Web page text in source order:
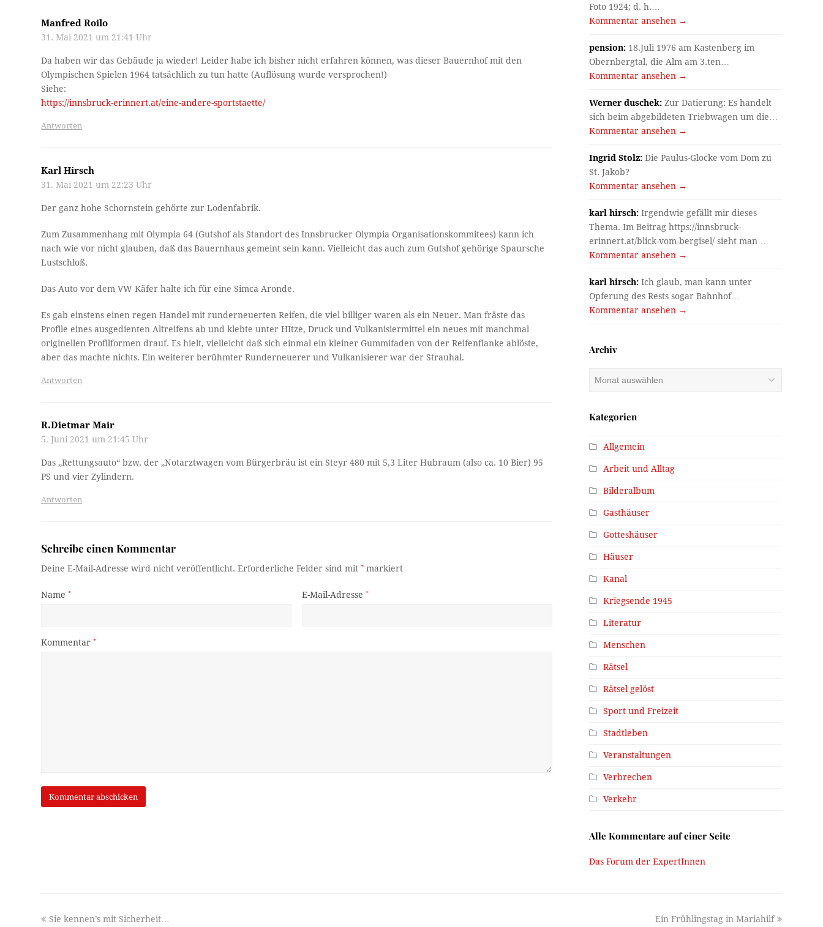
Manfred Roilo
31. Mai 2021 um 21:41 Uhr
Da haben wir das Gebäude ja wieder! Leider habe ich bisher nicht erfahren können, was dieser Bauernhof mit den
Olympischen Spielen 1964 tatsächlich zu tun hatte (Auflösung wurde versprochen!)
Siehe:
https://innsbruck-erinnert.at/eine-andere-sportstaette/
Antworten
Karl Hirsch
31. Mai 2021 um 22:23 Uhr
Der ganz hohe Schornstein gehörte zur Lodenfabrik.
Zum Zusammenhang mit Olympia 64 (Gutshof als Standort des Innsbrucker Olympia Organisationskommitees) kann ich
nach wie vor nicht glauben, daß das Bauernhaus gemeint sein kann. Vielleicht das auch zum Gutshof gehörige Spaursche
Lustschloß.
Das Auto vor dem VW Käfer halte ich für eine Simca Aronde.
Es gab einstens einen regen Handel mit runderneuerten Reifen, die viel billiger waren als ein Neuer. Man fräste das
Profile eines ausgedienten Altreifens ab und klebte unter HItze, Druck und Vulkanisiermittel ein neues mit manchmal
originellen Profilformen drauf. Es hielt, vielleicht daß sich einmal ein kleiner Gummifaden von der Reifenflanke ablöste,
aber das machte nichts. Ein weiterer berühmter Runderneuerer und Vulkanisierer war der Strauhal.
Antworten
R.Dietmar Mair
5. Juni 2021 um 21:45 Uhr
Das „Rettungsauto“ bzw. der „Notarztwagen vom Bürgerbräu ist ein Steyr 480 mit 5,3 Liter Hubraum (also ca. 10 Bier) 95
PS und vier Zylindern.
Antworten
Schreibe einen Kommentar
Deine E-Mail-Adresse wird nicht veröffentlicht. Erforderliche Felder sind mit* markiert
Name* E-Mail-Adresse *
Kommentar*
Foto 1924; d. h.…
Kommentar ansehen →
pension: 18.Juli 1976 am Kastenberg im
Obernbergtal, die Alm am 3.ten…
Kommentar ansehen →
Werner duschek: Zur Datierung: Es handelt
sich beim abgebildeten Triebwagen um die…
Kommentar ansehen →
Ingrid Stolz: Die Paulus-Glocke vom Dom zu
St. Jakob?
Kommentar ansehen →
karl hirsch: Irgendwie gefällt mir dieses
Thema. Im Beitrag https://innsbruck-
erinnert.at/blick-vom-bergisel/ sieht man…
Kommentar ansehen →
karl hirsch: Ich glaub, man kann unter
Opferung des Rests sogar Bahnhof…
Kommentar ansehen →
Archiv
Archiv
Kategorien
Allgemein
Arbeit und Alltag
Bilderalbum
Gasthäuser
Gotteshäuser
Häuser
Kanal
Kriegsende 1945
Literatur
Menschen
Rätsel
Rätsel gelöst
Sport und Freizeit
Stadtleben
Veranstaltungen
Verbrechen
Verkehr
Alle Kommentare auf einer Seite
Das Forum der ExpertInnen
previous
Sie kennen’s mit Sicherheit… next
Ein Frühlingstag in Mariahilf